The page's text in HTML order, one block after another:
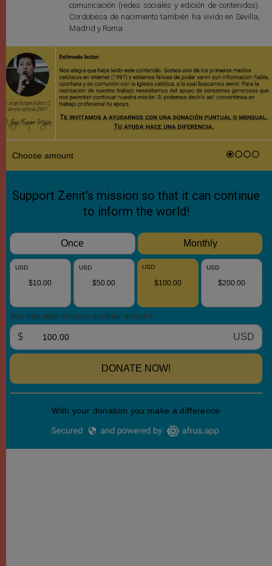
comunicación (redes sociales y edición de contenidos).
Cordobesa de nacimiento también ha vivido en Sevilla,
Madrid y Roma.